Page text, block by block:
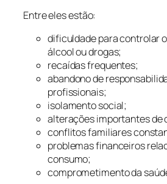
Entre eles estão:
dificuldade para controlar
álcool ou drogas;
recaídas frequentes;
abandono de
profissionais;
isolamento social;
alterações importantes de
conflitos familiares
problemas financeiros
consumo;
comprometimento da